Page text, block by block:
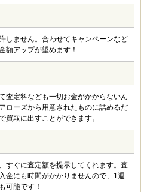
しません。合わせてキャンペーンなど
額アップが望めます！
査定料なども一切お金がかからないん
ローズから用意されたものに詰めるだ
買取に出すことができます。
すぐに査定額を提示してくれます。査
金にも時間がかかりませんので、1週
可能です！